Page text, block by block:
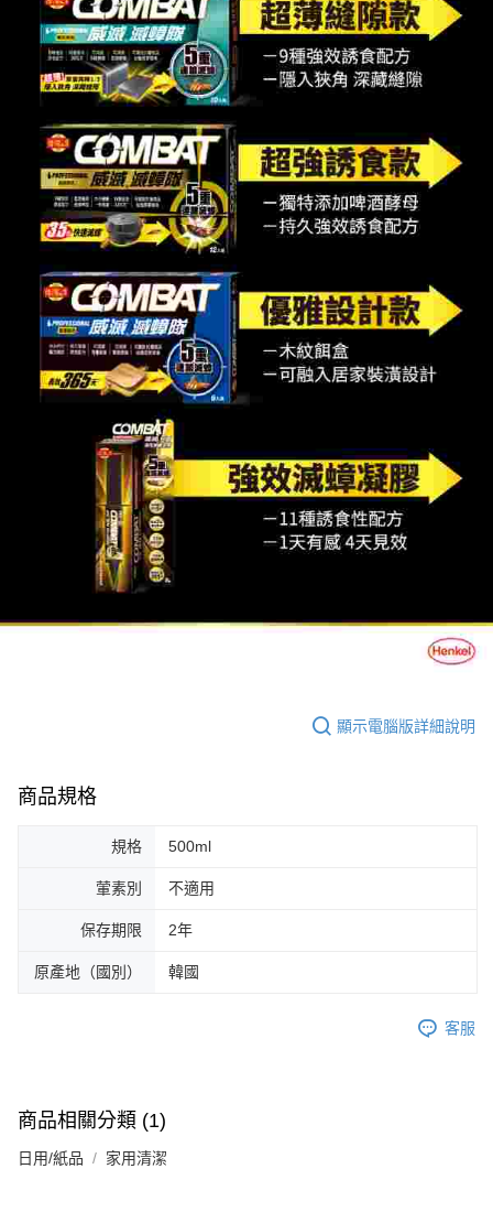
顯示電腦版詳細說明
商品規格
規格 500ml
葷素別 不適用
保存期限 2年
原產地（國別） 韓國
客服
商品相關分類 (1)
日用/紙品 家用清潔